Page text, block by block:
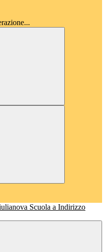
Scuola a Indirizzo